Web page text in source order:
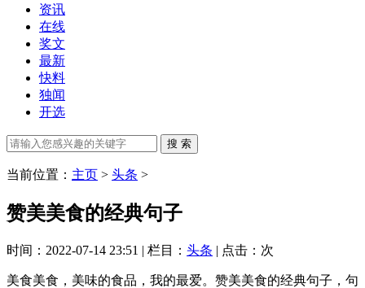
资讯
在线
奖文
最新
快料
独闻
开选
当前位置： 主页 > 头条 >
赞美美食的经典句子
时间：2022-07-14 23:51 | 栏目： 头条 | 点击： 次
美食美食，美味的食品，我的最爱。赞美美食的经典句子，句